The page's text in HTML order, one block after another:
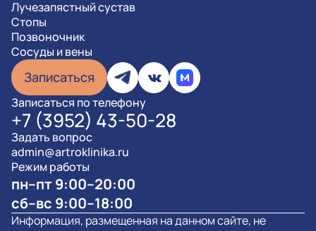
Лучезапястный сустав
Стопы
Позвоночник
Сосуды и вены
Записаться
Записаться по телефону
+7 (3952) 43-50-28
Задать вопрос
admin@artroklinika.ru
Режим работы
пн–пт 9:00–20:00
сб–вс 9:00–18:00
Информация, размещенная на данном сайте, не